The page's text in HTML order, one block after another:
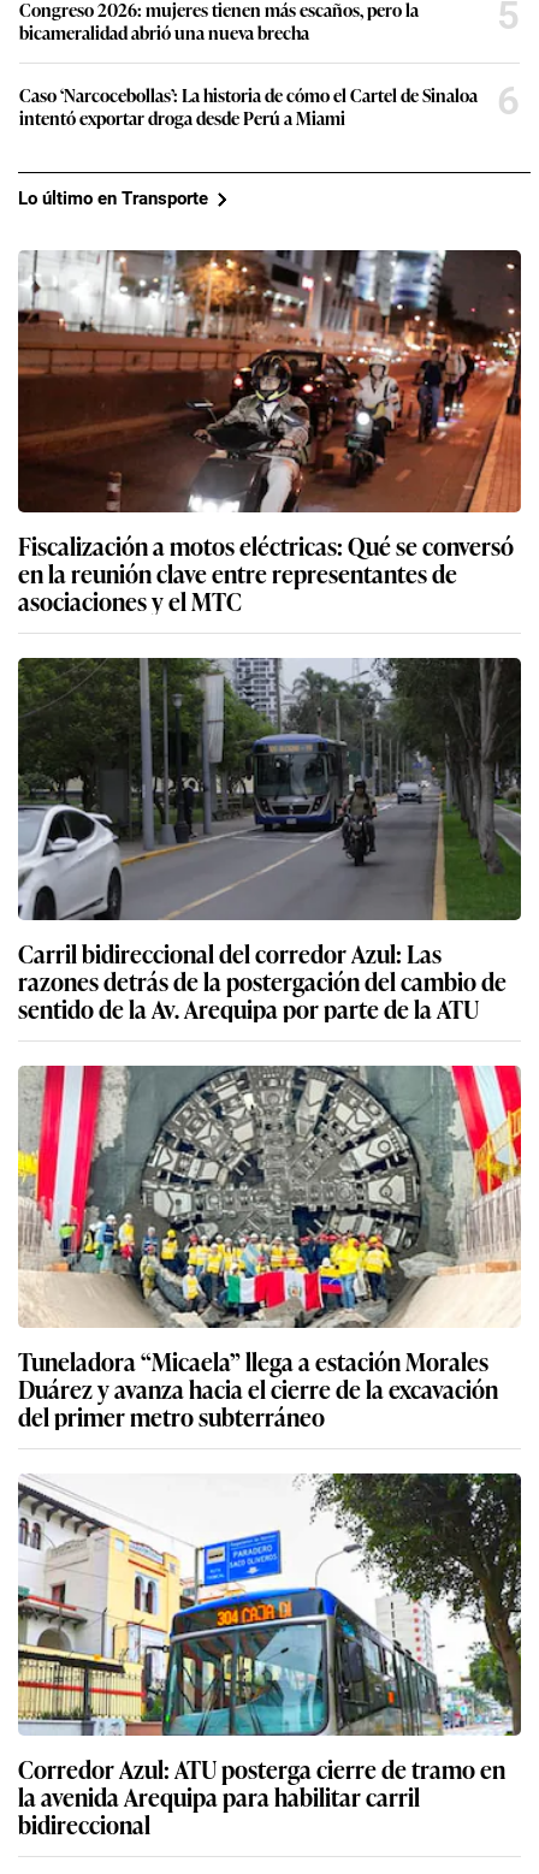
Congreso 2026: mujeres tienen más escaños, pero la
bicameralidad abrió una nueva brecha
5
Caso ‘Narcocebollas’: La historia de cómo el Cartel de Sinaloa
intentó exportar droga desde Perú a Miami
6
Lo último en Transporte
Fiscalización a motos eléctricas: Qué se conversó
en la reunión clave entre representantes de
asociaciones y el MTC
Carril bidireccional del corredor Azul: Las
razones detrás de la postergación del cambio de
sentido de la Av. Arequipa por parte de la ATU
Tuneladora “Micaela” llega a estación Morales
Duárez y avanza hacia el cierre de la excavación
del primer metro subterráneo
Corredor Azul: ATU posterga cierre de tramo en
la avenida Arequipa para habilitar carril
bidireccional